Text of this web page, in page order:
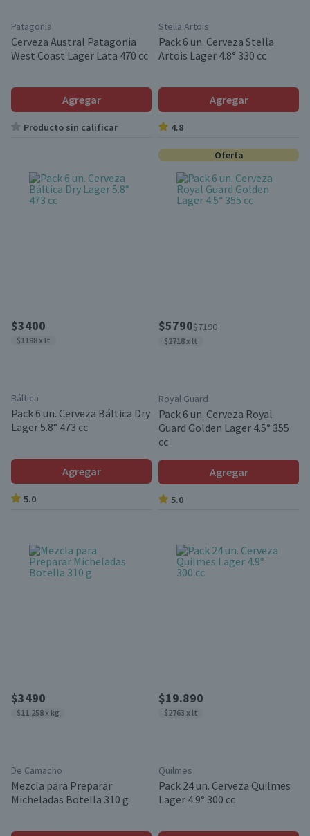
Patagonia
Cerveza Austral Patagonia
West Coast Lager Lata 470 cc
Agregar
Producto sin calificar
Stella Artois
Pack 6 un. Cerveza Stella
Artois Lager 4.8° 330 cc
Agregar
4.8
$3400
$1198 x lt
Báltica
Pack 6 un. Cerveza Báltica Dry
Lager 5.8° 473 cc
Agregar
5.0
Oferta
$5790$7190
$2718 x lt
Royal Guard
Pack 6 un. Cerveza Royal
Guard Golden Lager 4.5° 355
cc
Agregar
5.0
$3490
$11.258 x kg
De Camacho
Mezcla para Preparar
Micheladas Botella 310 g
$19.890
$2763 x lt
Quilmes
Pack 24 un. Cerveza Quilmes
Lager 4.9° 300 cc